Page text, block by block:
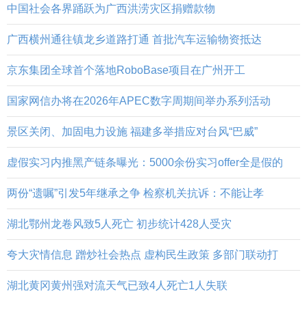
中国社会各界踊跃为广西洪涝灾区捐赠款物
广西横州通往镇龙乡道路打通 首批汽车运输物资抵达
京东集团全球首个落地RoboBase项目在广州开工
国家网信办将在2026年APEC数字周期间举办系列活动
景区关闭、加固电力设施 福建多举措应对台风“巴威”
虚假实习内推黑产链条曝光：5000余份实习offer全是假的
两份“遗嘱”引发5年继承之争 检察机关抗诉：不能让孝
湖北鄂州龙卷风致5人死亡 初步统计428人受灾
夸大灾情信息 蹭炒社会热点 虚构民生政策 多部门联动打
湖北黄冈黄州强对流天气已致4人死亡1人失联